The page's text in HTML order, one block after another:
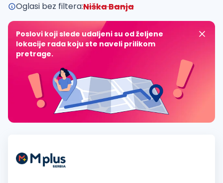
Oglasi bez filtera:Niška Banja
Poslovi koji slede udaljeni su od željene
lokacije rada koju ste naveli prilikom
pretrage.